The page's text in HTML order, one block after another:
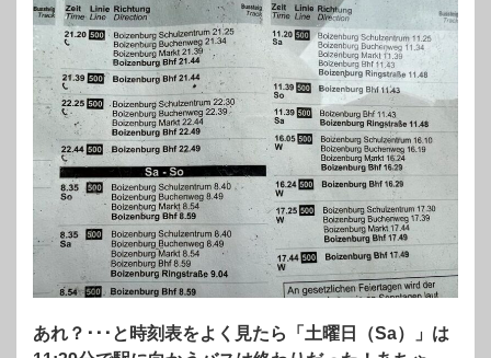
あれ？･･･と時刻表をよく見たら「土曜日（Sa）」は